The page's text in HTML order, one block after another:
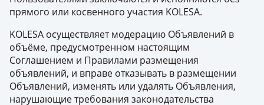
прямого или косвенного участия KOLESA.
KOLESA осуществляет модерацию Объявлений в
объёме, предусмотренном настоящим
Соглашением и Правилами размещения
объявлений, и вправе отказывать в размещении
Объявлений, изменять или удалять Объявления,
нарушающие требования законодательства